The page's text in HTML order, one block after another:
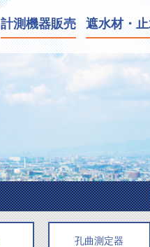
計測機器販売 遮水材・
孔曲測定器